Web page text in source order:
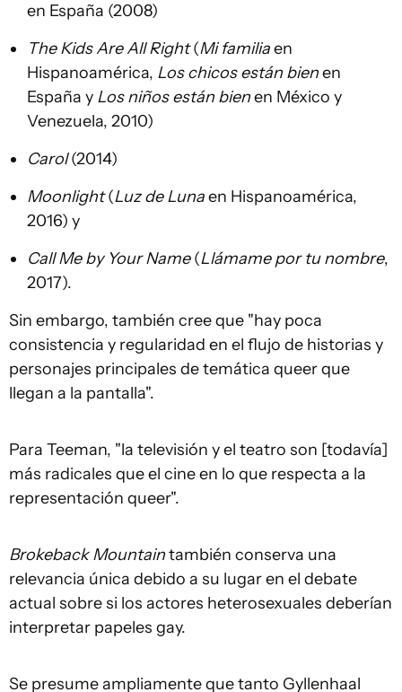
en España (2008)
The Kids Are All Right(Mi familiaen
Hispanoamérica, Los chicos están bienen
España y Los niños están bienen México y
Venezuela, 2010)
Carol(2014)
Moonlight(Luz de Lunaen Hispanoamérica,
2016) y
Call Me by Your Name(Llámame por tu nombre,
2017).
Sin embargo, también cree que "hay poca
consistencia y regularidad en el flujo de historias y
personajes principales de temática queer que
llegan a la pantalla".
Para Teeman, "la televisión y el teatro son [todavía]
más radicales que el cine en lo que respecta a la
representación queer".
Brokeback Mountaintambién conserva una
relevancia única debido a su lugar en el debate
actual sobre si los actores heterosexuales deberían
interpretar papeles gay.
Se presume ampliamente que tanto Gyllenhaal